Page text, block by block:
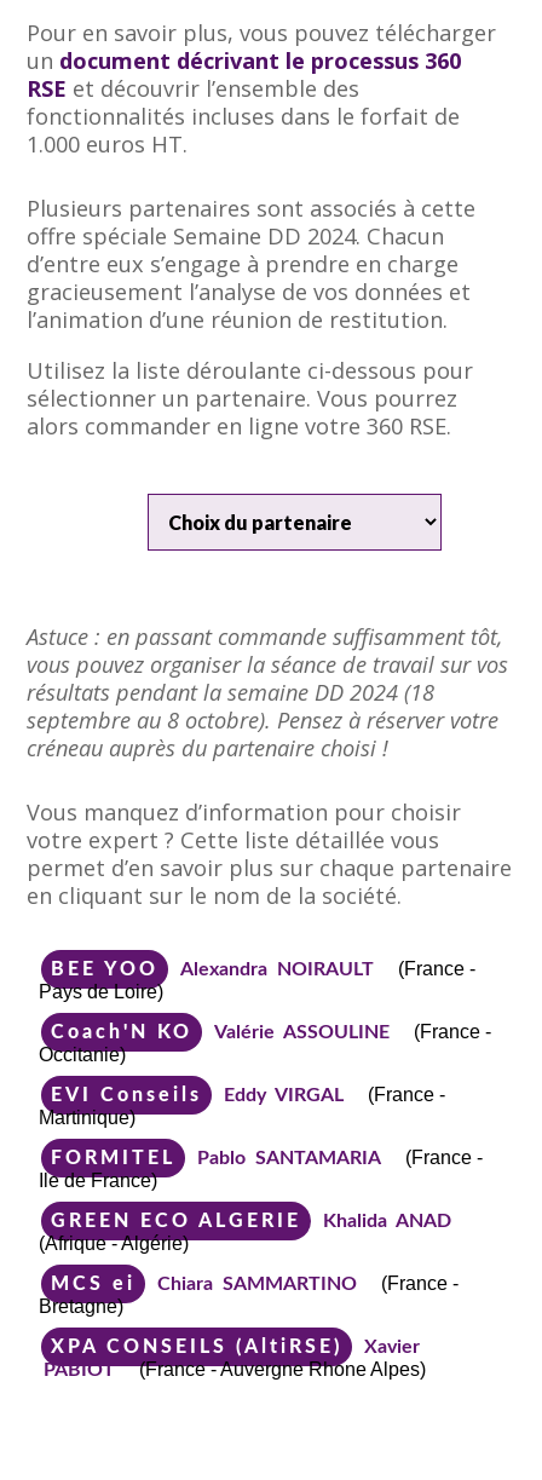
Pour en savoir plus, vous pouvez télécharger
un document décrivant le processus 360
RSE et découvrir l’ensemble des
fonctionnalités incluses dans le forfait de
1.000 euros HT.
Plusieurs partenaires sont associés à cette
offre spéciale Semaine DD 2024. Chacun
d’entre eux s’engage à prendre en charge
gracieusement l’analyse de vos données et
l’animation d’une réunion de restitution.
Utilisez la liste déroulante ci-dessous pour
sélectionner un partenaire. Vous pourrez
alors commander en ligne votre 360 RSE.
Astuce : en passant commande suffisamment tôt,
vous pouvez organiser la séance de travail sur vos
résultats pendant la semaine DD 2024 (18
septembre au 8 octobre). Pensez à réserver votre
créneau auprès du partenaire choisi !
Vous manquez d’information pour choisir
votre expert ? Cette liste détaillée vous
permet d’en savoir plus sur chaque partenaire
en cliquant sur le nom de la société.